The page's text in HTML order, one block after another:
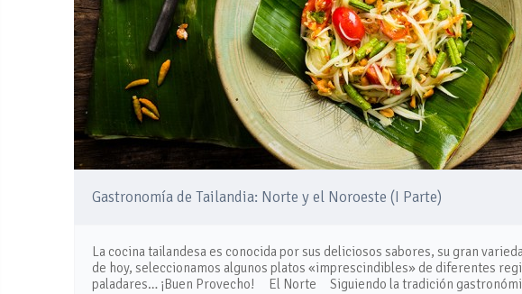
Gastronomía de Tailandia: Norte y el Noroeste (I Parte)
La cocina tailandesa es conocida por sus deliciosos sabores, su gran
de hoy, seleccionamos algunos platos «imprescindibles» de diferentes
paladares… ¡Buen Provecho! El Norte Siguiendo la tradición